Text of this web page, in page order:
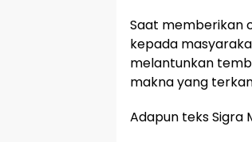
Saat memberikan
kepada
melantunkan
makna yang
Adapun teks Sigra